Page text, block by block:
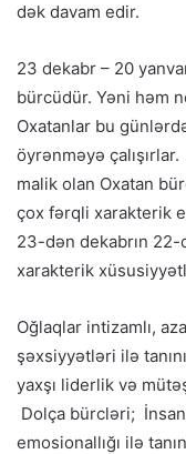
dək davam edir.
23 dekabr – 20
bürcüdür. Yəni həm
Oxatanlar bu
öyrənməyə
malik olan Oxatan
çox fərqli xarakterik
23-dən dekabrın
xarakterik
Oğlaqlar intizamlı,
şəxsiyyətləri ilə
yaxşı liderlik və
Dolça bürcləri;
emosionallığı ilə